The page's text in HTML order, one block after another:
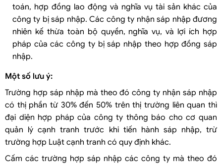
toán, hợp đồng lao động và nghĩa vụ tài sản khác của
công ty bị sáp nhập. Các công ty nhận sáp nhập đương
nhiên kế thừa toàn bộ quyền, nghĩa vụ, và lợi ích hợp
pháp của các công ty bị sáp nhập theo hợp đồng sáp
nhập.
Một số lưu ý:
Trường hợp sáp nhập mà theo đó công ty nhận sáp nhập
có thị phần từ 30% đến 50% trên thị trường liên quan thì
đại diện hợp pháp của công ty thông báo cho cơ quan
quản lý cạnh tranh trước khi tiến hành sáp nhập, trừ
trường hợp Luật cạnh tranh có quy định khác.
Cấm các trường hợp sáp nhập các công ty mà theo đó